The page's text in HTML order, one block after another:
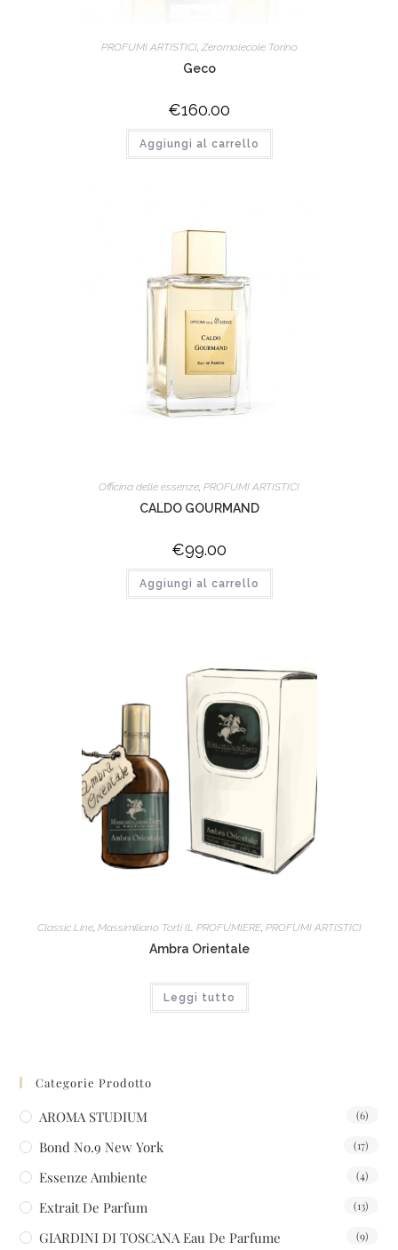
PROFUMI ARTISTICI, Zeromolecole Torino
Geco
€160.00
Aggiungi al carrello
Officina delle essenze, PROFUMI ARTISTICI
CALDO GOURMAND
€99.00
Aggiungi al carrello
Classic Line, Massimiliano Torti IL PROFUMIERE, PROFUMI ARTISTICI
Ambra Orientale
Leggi tutto
Categorie Prodotto
AROMA STUDIUM (6)
Bond No.9 New York (17)
Essenze Ambiente (4)
Extrait De Parfum (13)
GIARDINI DI TOSCANA Eau De Parfume (9)